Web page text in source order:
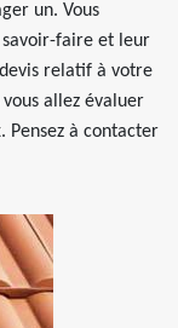
un. Vous
savoir-faire et leur
relatif à votre
allez évaluer
Pensez à contacter